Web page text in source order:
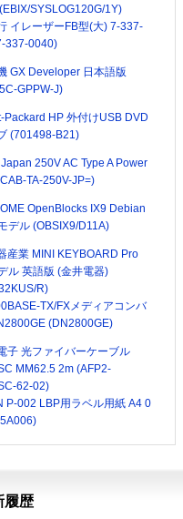
SYSLOG120G/1Y)
イレーザーFB型(大) 7-337-
337-0040)
GX Developer 日本語版
GPPW-J)
Packard HP 外付けUSB DVD
(701498-B21)
250V AC Type A Power
TA-250V-JP=)
OpenBlocks IX9 Debian
デル (OBSIX9/D11A)
産業 MINI KEYBOARD Pro
ル 英語版 (金井電器)
R)
TX/FXメディアコンバ
(DN2800GE)
子 光ファイバーケーブル
MM62.5 2m (AFP2-
62-02)
P-002 LBP用ラベル用紙 A4 0
履歴